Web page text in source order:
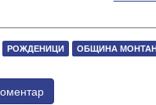
РОЖДЕНИЦИ ОБЩИНА